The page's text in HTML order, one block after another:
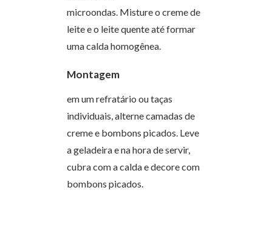
microondas. Misture o creme de
leite e o leite quente até formar
uma calda homogênea.
Montagem
em um refratário ou taças
individuais, alterne camadas de
creme e bombons picados. Leve
a geladeira e na hora de servir,
cubra com a calda e decore com
bombons picados.